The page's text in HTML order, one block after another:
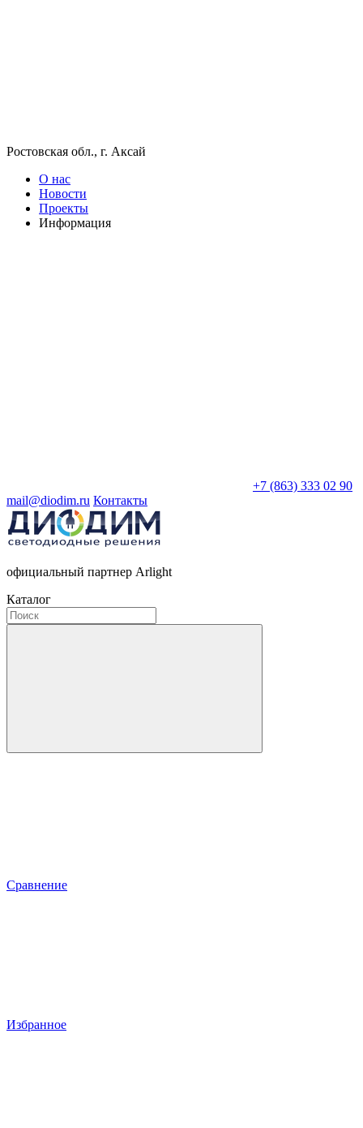
Ростовская обл., г. Аксай
О нас
Новости
Проекты
Информация
+7 (863) 333 02 90
mail@diodim.ru Контакты
официальный партнер Arlight
Каталог
Сравнение
Избранное